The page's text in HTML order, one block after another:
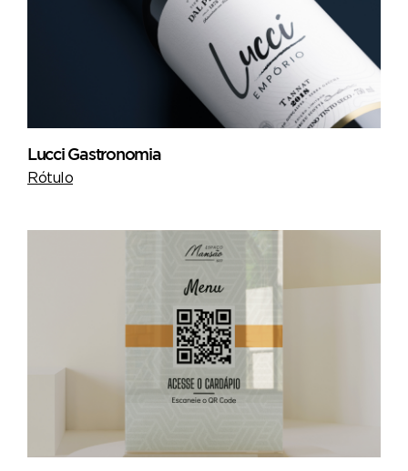
Lucci Gastronomia
Rótulo